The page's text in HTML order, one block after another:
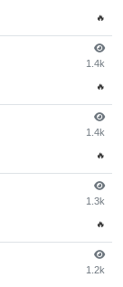
🔥
1.4k
🔥
1.4k
🔥
1.3k
🔥
1.2k